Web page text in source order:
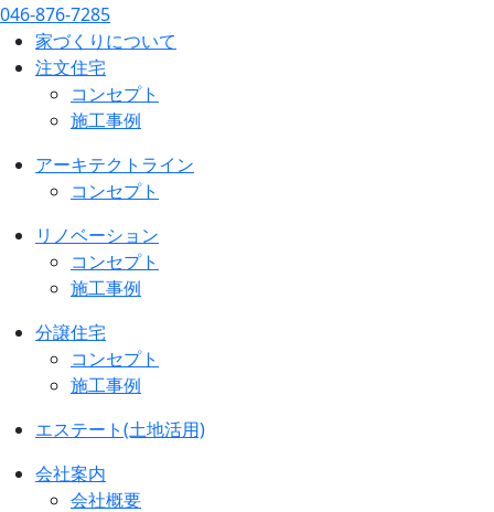
046-876-7285
家づくりについて
注文住宅
コンセプト
施工事例
アーキテクトライン
コンセプト
リノベーション
コンセプト
施工事例
分譲住宅
コンセプト
施工事例
エステート(土地活用)
会社案内
会社概要